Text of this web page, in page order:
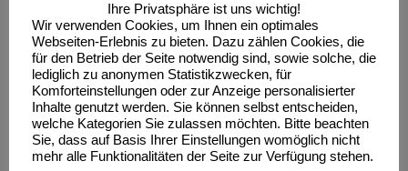
PlatzSpielerToreVorlagen PlatzMannschaftSp.Punkte Tore
1 Berndt 4 4 1
Nordbräu
78
14 32
2 K. Veit 3 1 2 B/W NB 14 30
Ihre Privatsphäre ist uns wichtig!
Wir verwenden Cookies, um Ihnen ein optimales
Webseiten-Erlebnis zu bieten. Dazu zählen Cookies, die
für den Betrieb der Seite notwendig sind, sowie solche, die
lediglich zu anonymen Statistikzwecken, für
Komforteinstellungen oder zur Anzeige personalisierter
Inhalte genutzt werden. Sie können selbst entscheiden,
welche Kategorien Sie zulassen möchten. Bitte beachten
Sie, dass auf Basis Ihrer Einstellungen womöglich nicht
mehr alle Funktionalitäten der Seite zur Verfügung stehen.